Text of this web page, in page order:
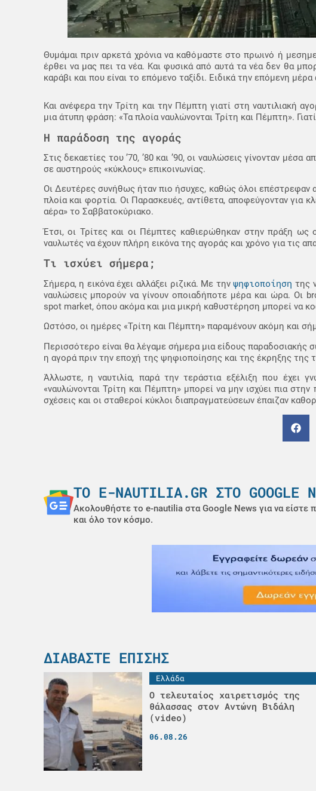
Θυμάμαι πριν αρκετά χρόνια να καθόμαστε στο πρωινό ή
έρθει να μας πει τα νέα. Και φυσικά από αυτά τα νέα δεν θα
καράβι και που είναι το επόμενο ταξίδι. Ειδικά την επόμενη
Και ανέφερα την Τρίτη και την Πέμπτη γιατί στη ναυτιλιακή
μια άτυπη φράση: «Τα πλοία ναυλώνονται Τρίτη και Πέμπτη».
Η παράδοση της αγοράς
Στις δεκαετίες του ’70, ’80 και ’90, οι ναυλώσεις γίνονταν
σε αυστηρούς «κύκλους» επικοινωνίας.
Οι Δευτέρες συνήθως ήταν πιο ήσυχες, καθώς όλοι επέστρεφαν
πλοία και φορτία. Οι Παρασκευές, αντίθετα, αποφεύγονταν για
αέρα» το Σαββατοκύριακο.
Έτσι, οι Τρίτες και οι Πέμπτες καθιερώθηκαν στην πράξη ως
ναυλωτές να έχουν πλήρη εικόνα της αγοράς και χρόνο για τις
Τι ισχύει σήμερα;
Σήμερα, η εικόνα έχει αλλάξει ριζικά. Με τηνψηφιοποίηση της
ναυλώσεις μπορούν να γίνουν οποιαδήποτε μέρα και ώρα. Οι
spot market, όπου ακόμα και μια μικρή καθυστέρηση μπορεί να
Ωστόσο, οι ημέρες «Τρίτη και Πέμπτη» παραμένουν ακόμη και
Περισσότερο είναι θα λέγαμε σήμερα μια είδους παραδοσιακής
η αγορά πριν την εποχή της ψηφιοποίησης και της έκρηξης της
Άλλωστε, η ναυτιλία, παρά την τεράστια εξέλιξη που έχει
«ναυλώνονται Τρίτη και Πέμπτη» μπορεί να μην ισχύει πια
σχέσεις και οι σταθεροί κύκλοι διαπραγματεύσεων έπαιζαν
ΤΟ E-NAUTILIA.GR ΣΤΟ GOOGLE
Ακολουθήστε το e-nautilia στα Google News για να είστε
και όλο τον κόσμο.
ΔΙΑΒΆΣΤΕ ΕΠΊΣΗΣ
Ελλάδα
Ο τελευταίος χαιρετισμός της
θάλασσας στον Αντώνη Βιδάλη
(video)
06.08.26